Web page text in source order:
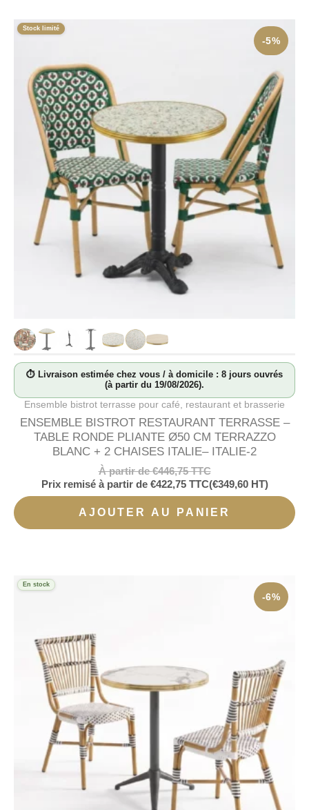
-5%
⏱ Livraison estimée chez vous / à domicile : 8 jours ouvrés
(à partir du 19/08/2026).
Stock limité
Ensemble bistrot terrasse pour café, restaurant et brasserie
ENSEMBLE BISTROT RESTAURANT TERRASSE –
TABLE RONDE PLIANTE Ø50 CM TERRAZZO
BLANC + 2 CHAISES ITALIE– ITALIE-2
À partir de€446,75TTC
Prix remisé à partir de €422,75TTC(€349,60HT)
AJOUTER AU PANIER
-6%
En stock